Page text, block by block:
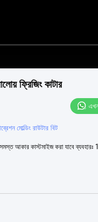
ফ্রিজিং কাটার
মোল্ডিং রাউটার বিট
সমস্ত আকার কাস্টমাইজ করা যাবে